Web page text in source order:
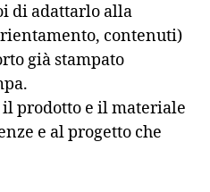
di adattarlo alla
contenuti)
già stampato
prodotto e il materiale
e al progetto che